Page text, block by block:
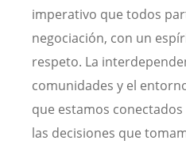
imperativo que todos
negociación, con un
respeto. La
comunidades y el
que estamos
las decisiones que